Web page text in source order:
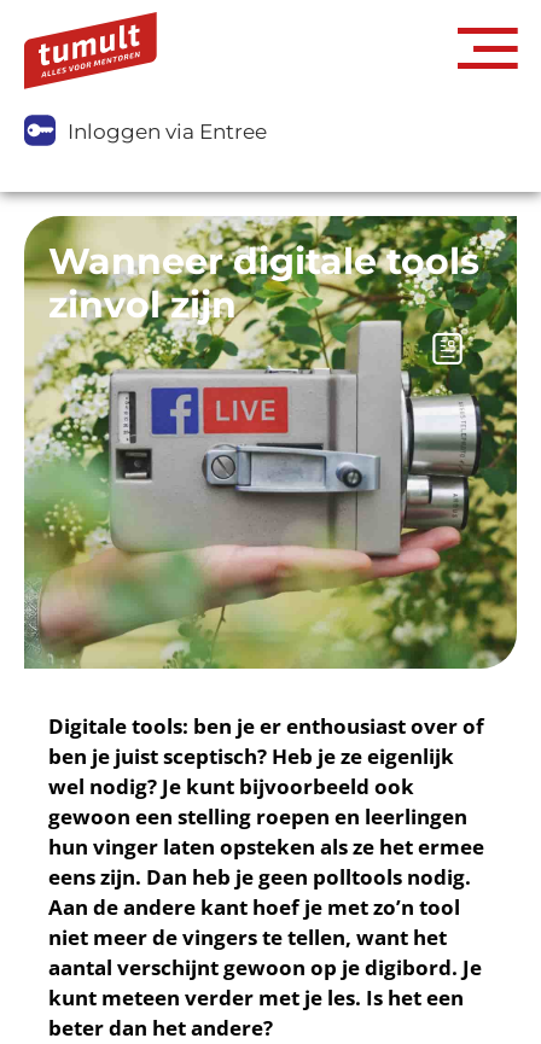
Inloggen via Entree
Wanneer digitale tools
zinvol zijn
Digitale tools: ben je er enthousiast over of
ben je juist sceptisch? Heb je ze eigenlijk
wel nodig? Je kunt bijvoorbeeld ook
gewoon een stelling roepen en leerlingen
hun vinger laten opsteken als ze het ermee
eens zijn. Dan heb je geen polltools nodig.
Aan de andere kant hoef je met zo’n tool
niet meer de vingers te tellen, want het
aantal verschijnt gewoon op je digibord. Je
kunt meteen verder met je les. Is het een
beter dan het andere?